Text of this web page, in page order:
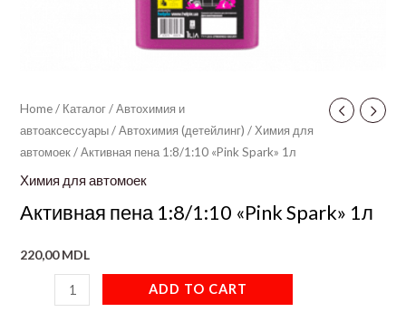
Home/ Каталог/Автохимия и
автоаксессуары/Автохимия (детейлинг) / Химия для
автомоек/ Активная пена 1:8/1:10 «Pink Spark» 1л
Химия для автомоек
Активная пена 1:8/1:10 «Pink Spark» 1л
220,00MDL
ADD TO CART